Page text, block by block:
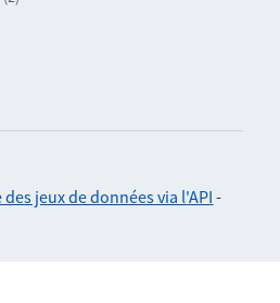
jeux de données via l'API -